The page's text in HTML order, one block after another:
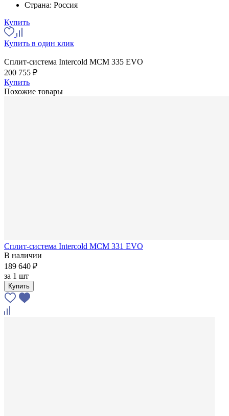
Страна: Россия
Купить
Купить в один клик
Сплит-система Intercold MCM 335 EVO
200 755 ₽
Купить
Похожие товары
Сплит-система Intercold MCM 331 EVO
В наличии
189 640 ₽
за 1 шт
Купить